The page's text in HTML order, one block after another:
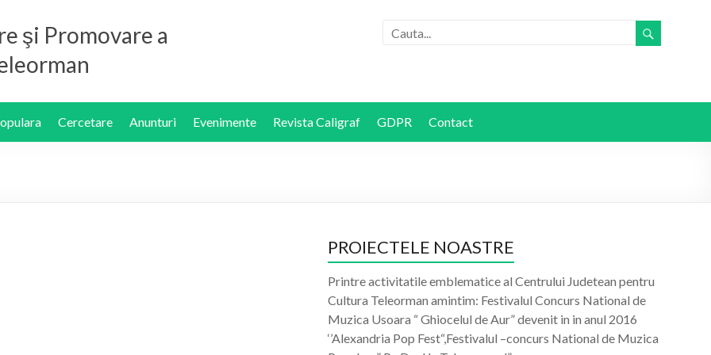
şi Promovare a
Cercetare Anunturi Evenimente Revista Caligraf GDPR Contact
PROIECTELE NOASTRE
Printre activitatile emblematice al Centrului Judetean pentru
Cultura Teleorman amintim: Festivalul Concurs National de
Muzica Usoara “ Ghiocelul de Aur” devenit in in anul 2016
‘’Alexandria Pop Fest“,Festivalul –concurs National de Muzica